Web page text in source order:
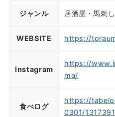
ジャンル 居酒屋・馬刺
WEBSITE https://
Instagram
https://
ma/
食べログ
https://
0301/